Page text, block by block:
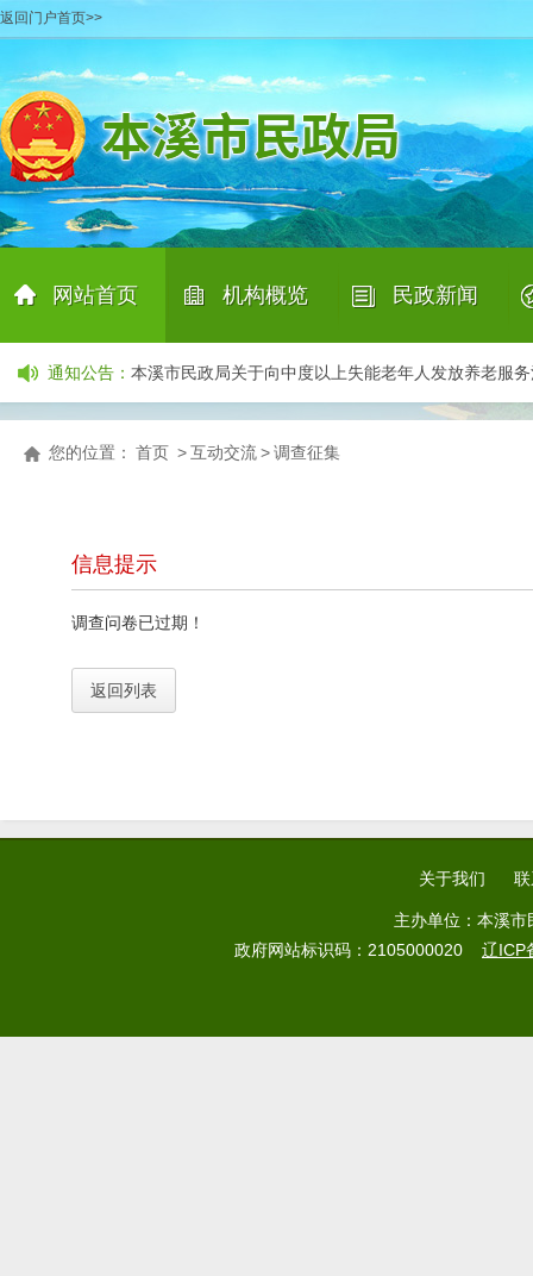
返回门户首页>>
网站首页
|
机构概览
|
民政新闻
|
通知公告 ：
产业招商项目清单06-29
本溪市民政局完成2026年上半年信用档案更新工作
本溪市民政局关于向中度以上失能老年人发放养老服
本溪市民政局关于对南芬区域内部分道路 居民点命名
关于再次招募承接养老机构预收费存管业务商业银行
本溪市民政局关于公示招募承接养老机构预收费业务
您的位置： 首页 >互动交流>调查征集
信息提示
调查问卷已过期！
返回列表
关于我们
主办单位：本溪
政府网站标识码：2105000020 辽ICP